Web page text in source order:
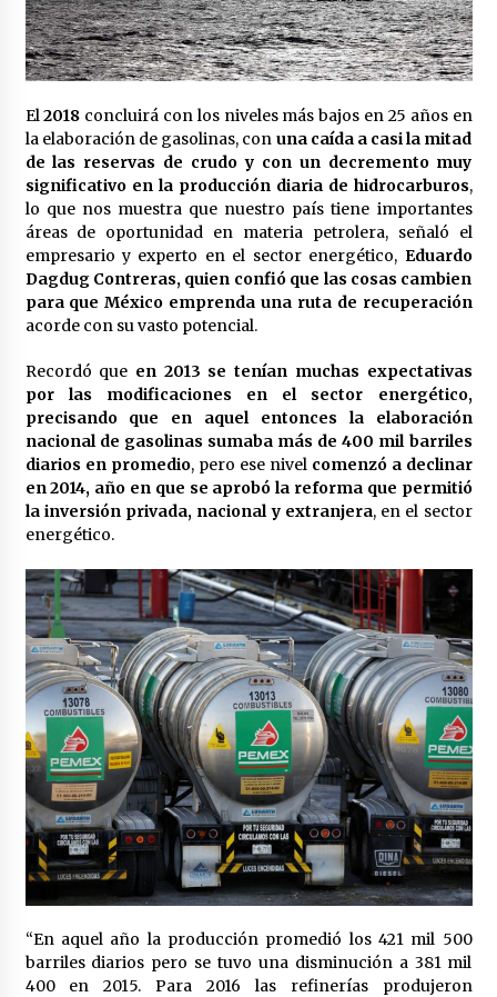
Laura Itzel Castillo será la nueva secretaria de
las Mujeres, anuncia Sheinbaum
2 meses atrás
Sheinbaum descarta reunión entre CNTE y
Segob: «ya dimos nuestras propuestas»
2 meses atrás
Zar antidrogas de EE.UU.: “vamos por los
políticos mexicanos que protegen al narco”
2 meses atrás
Trump anuncia acuerdo con Irán y el fin de
operaciones militares entre ambos países
2 meses atrás
Trump asegura que barcos cargados de
petróleo están empezando a salir de Ormuz
2 meses atrás
México libraría posible arancel de EE.UU. en
2 meses atrás
El2018 concluirá con los niveles más bajos en 25 años en
la elaboración de gasolinas, con una caída a casi la mitad
de las reservas de crudo y con un decremento muy
significativo en la producción diaria de hidrocarburos,
lo que nos muestra que nuestro país tiene importantes
áreas de oportunidad en materia petrolera, señaló el
empresario y experto en el sector energético, Eduardo
Dagdug Contreras, quien confió que las cosas cambien
para que México emprenda una ruta de recuperación
acorde con su vasto potencial.
Recordó que en 2013 se tenían muchas expectativas
por las modificaciones en el sector energético,
precisando que en aquel entonces la elaboración
nacional de gasolinas sumaba más de 400 mil barriles
diarios en promedio, pero ese nivel comenzó a declinar
en 2014, año en que se aprobó la reforma que permitió
la inversión privada, nacional y extranjera, en el sector
energético.
“En aquel año la producción promedió los 421 mil 500
barriles diarios pero se tuvo una disminución a 381 mil
400 en 2015. Para 2016 las refinerías produjeron